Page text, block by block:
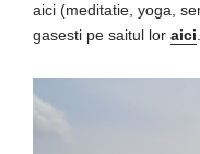
aici (meditatie, yoga,
gasesti pe saitul lor aici.